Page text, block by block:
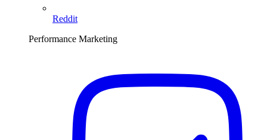
Reddit
Performance Marketing